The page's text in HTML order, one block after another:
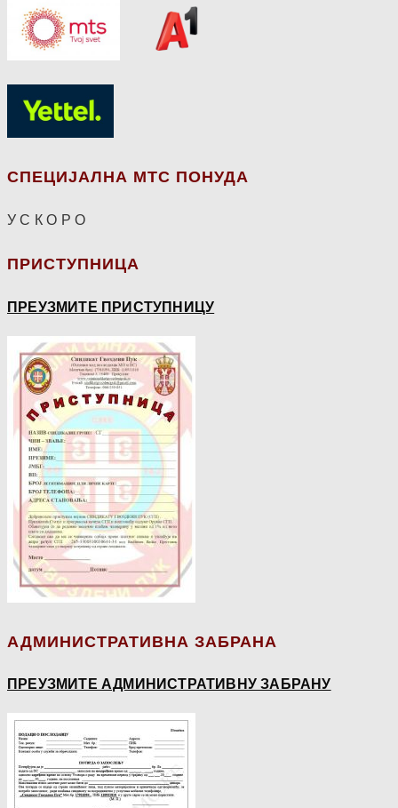
СПЕЦИЈАЛНА МТС ПОНУДА
У С К О Р О
ПРИСТУПНИЦА
ПРЕУЗМИТЕ ПРИСТУПНИЦУ
АДМИНИСТРАТИВНА ЗАБРАНА
ПРЕУЗМИТЕ АДМИНИСТРАТИВНУ ЗАБРАНУ